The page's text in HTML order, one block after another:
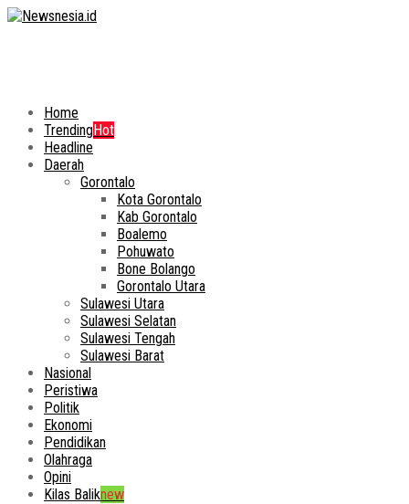
Home
TrendingHot
Headline
Daerah
Gorontalo
Kota Gorontalo
Kab Gorontalo
Boalemo
Pohuwato
Bone Bolango
Gorontalo Utara
Sulawesi Utara
Sulawesi Selatan
Sulawesi Tengah
Sulawesi Barat
Nasional
Peristiwa
Politik
Ekonomi
Pendidikan
Olahraga
Opini
Kilas Baliknew